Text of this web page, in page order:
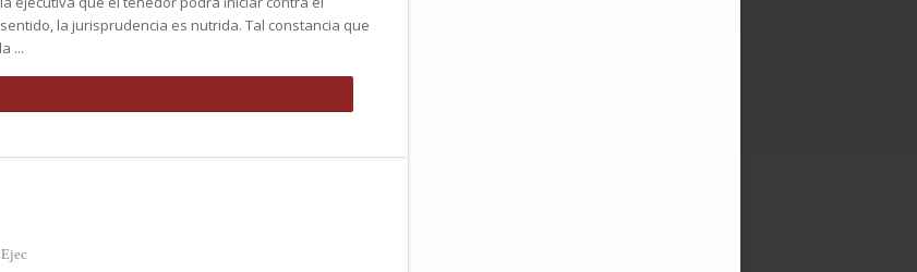
la jurisprudencia es nutrida. Tal constancia que
...